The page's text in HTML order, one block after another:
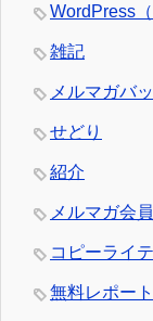
WordPress
雑記
メルマガバ
せどり
紹介
メルマガ会
コピーライ
無料レポー